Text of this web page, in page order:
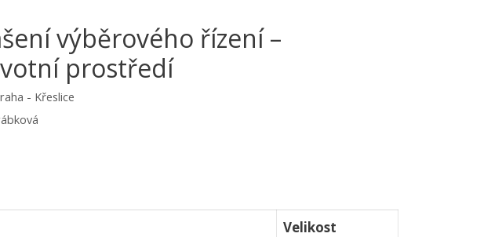
výběrového řízení –
prostředí
- Křeslice
Velikost